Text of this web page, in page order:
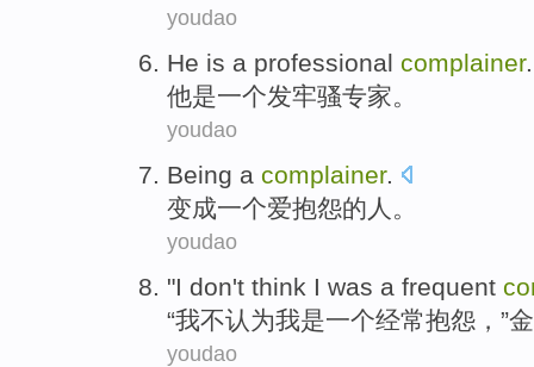
youdao
He is a professional complainer.
他是一个发牢骚专家。
youdao
Being a complainer.
变成一个爱抱怨的人。
youdao
"I don't think I was a frequent
“我不认为我是一个经常抱怨 ，”
youdao